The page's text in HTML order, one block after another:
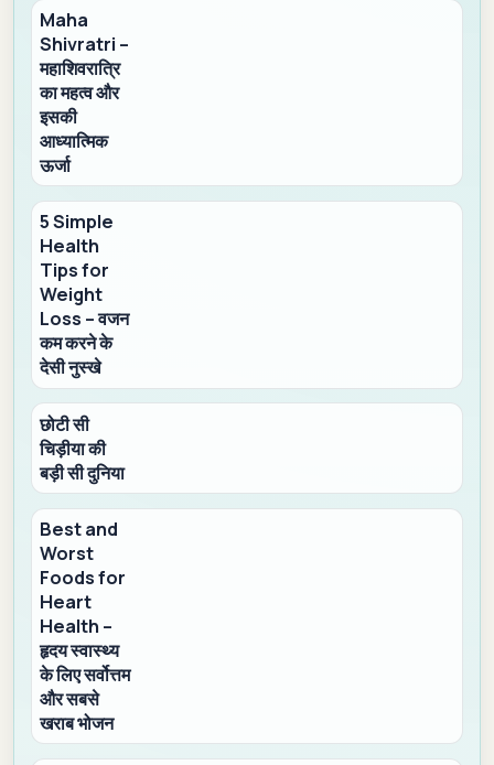
Maha
Shivratri –
महाशिवरात्रि
का महत्व और
इसकी
आध्यात्मिक
ऊर्जा
5 Simple
Health
Tips for
Weight
Loss – वजन
कम करने के
देसी नुस्खे
छोटी सी
चिड़ीया की
बड़ी सी दुनिया
Best and
Worst
Foods for
Heart
Health –
हृदय स्वास्थ्य
के लिए सर्वोत्तम
और सबसे
खराब भोजन